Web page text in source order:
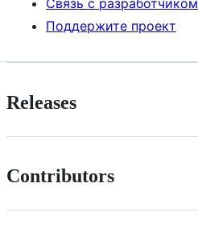
Поддержите проект
Releases
Contributors